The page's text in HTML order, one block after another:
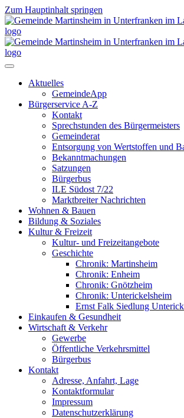
Zum Hauptinhalt springen
Aktuelles
GemeindeApp
Bürgerservice A-Z
Kontakt
Sprechstunden des Bürgermeisters
Gemeinderat
Entsorgung von Wertstoffen und
Bekanntmachungen
Satzungen
Bürgerbus
ILE Südost 7/22
Marktbreiter Nachrichten
Wohnen & Bauen
Bildung & Soziales
Kultur & Freizeit
Kultur- und Freizeitangebote
Geschichte
Chronik: Martinsheim
Chronik: Enheim
Chronik: Gnötzheim
Chronik: Unterickelsheim
Ernst Falk Siedlung
Einkaufen & Gesundheit
Wirtschaft & Verkehr
Gewerbe
Öffentliche Verkehrsmittel
Bürgerbus
Kontakt
Adresse, Anfahrt, Lage
Kontaktformular
Impressum
Datenschutzerklärung